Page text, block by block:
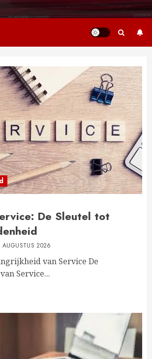
De Sleutel tot
AUGUSTUS 2026
van Service De
Service...